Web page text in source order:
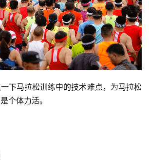
下马拉松训练中的技术难点，为马拉松
个体力活。